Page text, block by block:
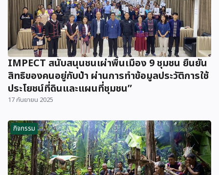
IMPECT สนับสนุนชนเผ่าพื้นเมือง 9 ชุมชน ยืนยัน
สิทธิของคนอยู่กับป่า ผ่านการทำข้อมูลประวัติการใช้
ประโยชน์ที่ดินและแผนที่ชุมชน”
17 กันยายน 2025
กิจกรรม